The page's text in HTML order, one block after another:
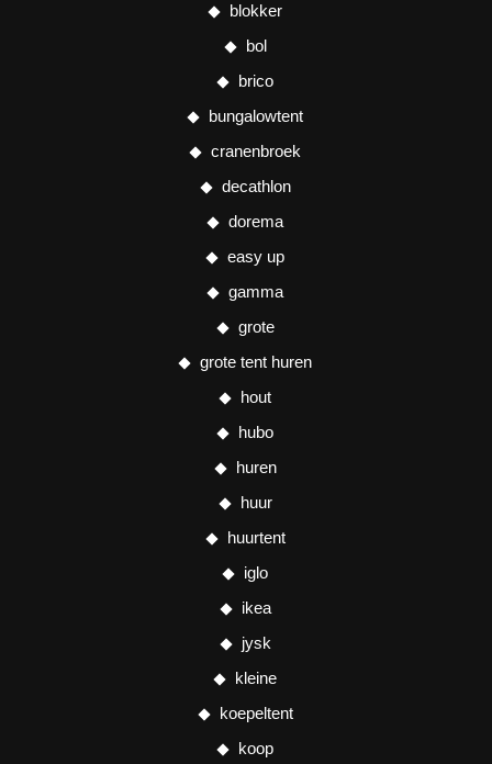
blokker
bol
brico
bungalowtent
cranenbroek
decathlon
dorema
easy up
gamma
grote
grote tent huren
hout
hubo
huren
huur
huurtent
iglo
ikea
jysk
kleine
koepeltent
koop